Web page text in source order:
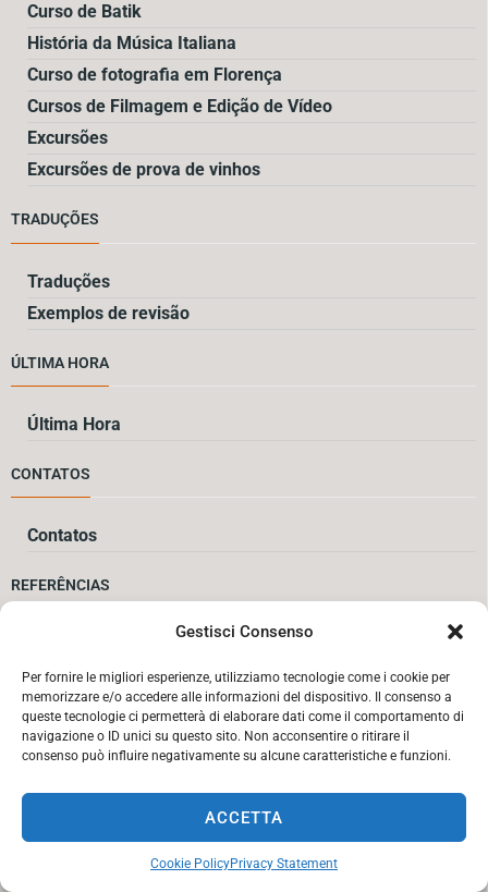
Gestisci Consenso
Per fornire le migliori esperienze, utilizziamo tecnologie come i cookie per
memorizzare e/o accedere alle informazioni del dispositivo. Il consenso a
queste tecnologie ci permetterà di elaborare dati come il comportamento di
navigazione o ID unici su questo sito. Non acconsentire o ritirare il
consenso può influire negativamente su alcune caratteristiche e funzioni.
ACCETTA
Cookie PolicyPrivacy Statement
Curso de Batik
História da Música Italiana
Curso de fotografia em Florença
Cursos de Filmagem e Edição de Vídeo
Excursões
Excursões de prova de vinhos
TRADUÇÕES
Traduções
Exemplos de revisão
ÚLTIMA HORA
Última Hora
CONTATOS
Contatos
REFERÊNCIAS
Comentários alunos
VÁRIO
Informação geral